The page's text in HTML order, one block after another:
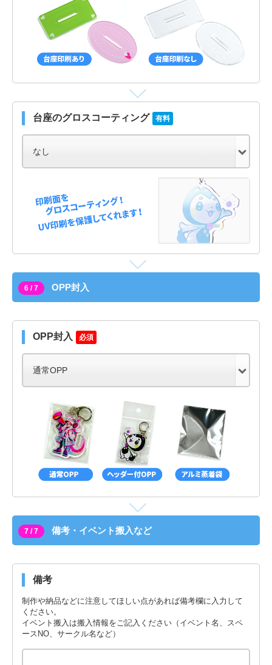
台座のグロスコーティング 有料
6 / 7 OPP封入
OPP封入 必須
7 / 7 備考・イベント搬入など
備考
制作や納品などに注意してほしい点があれば備考欄に入力して
ください。
イベント搬入は搬入情報をご記入ください（イベント名、スペ
ースNO、サークル名など）